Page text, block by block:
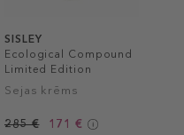
SISLEY
Ecological Compound
Limited Edition
Sejas krēms
285 € 171 €